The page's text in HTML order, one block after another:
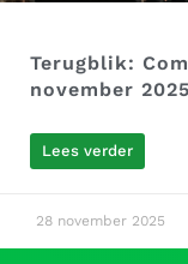
Terugblik:
november
Lees verder
28 november 2025